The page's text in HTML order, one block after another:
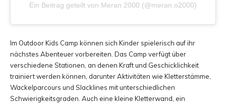
Ein Beitrag geteilt von Meran 2000 (@meran.o2000)
Im Outdoor Kids Camp können sich Kinder spielerisch auf ihr
nächstes Abenteuer vorbereiten. Das Camp verfügt über
verschiedene Stationen, an denen Kraft und Geschicklichkeit
trainiert werden können, darunter Aktivitäten wie Kletterstämme,
Wackelparcours und Slacklines mit unterschiedlichen
Schwierigkeitsgraden. Auch eine kleine Kletterwand, ein